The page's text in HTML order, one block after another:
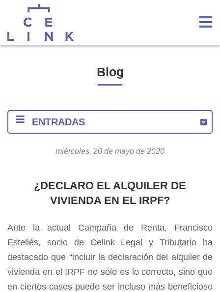
Blog
ENTRADAS
2018
2016
miércoles, 20 de mayo de 2020
¿DECLARO EL ALQUILER DE
VIVIENDA EN EL IRPF?
Ante la actual Campaña de Renta, Francisco
Estellés, socio de Celink Legal y Tributario ha
destacado que “incluir la declaración del alquiler de
vivienda en el IRPF no sólo es lo correcto, sino que
en ciertos casos puede ser incluso más beneficioso